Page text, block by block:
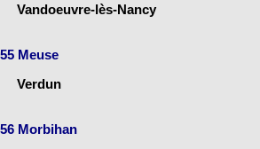
Vandoeuvre-lès-Nancy
55 Meuse
Verdun
56 Morbihan